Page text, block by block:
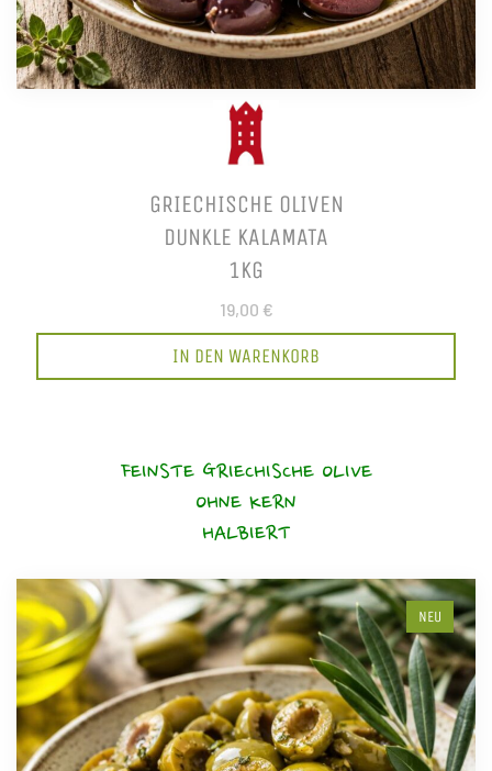
GRIECHISCHE OLIVEN
DUNKLE KALAMATA
1KG
19,00 €
IN DEN WARENKORB
FEINSTE GRIECHISCHE OLIVE
OHNE KERN
HALBIERT
NEU